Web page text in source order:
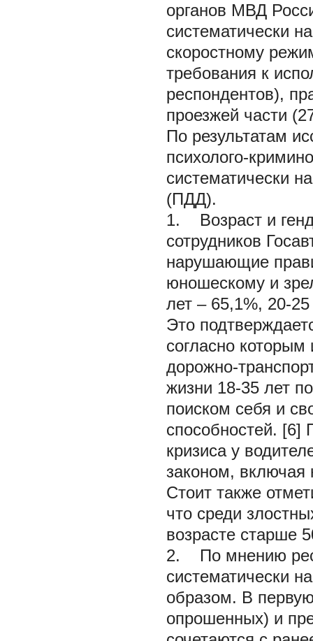
органов МВД
систематически
скоростному
требования к
респондентов),
проезжей части
По результатам
психолого-
систематически
(ПДД).
1. Возраст и
сотрудников
нарушающие
юношескому и
лет – 65,1%, 20-
Это
согласно
дорожно-
жизни 18-35 лет
поиском себя и
способностей. [6]
кризиса у
законом,
Стоит также
что среди
возрасте старше
2. По мнению
систематически
образом. В
опрошенных) и